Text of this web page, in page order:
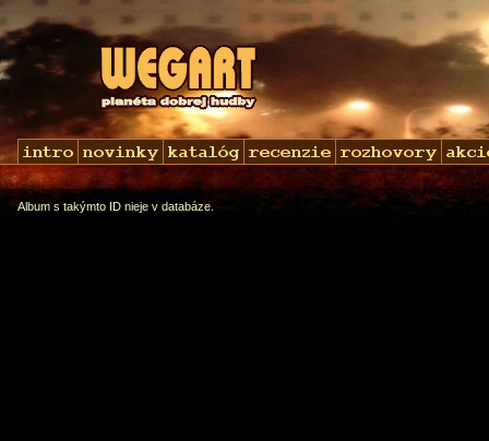
Album s takýmto ID nieje v databáze.